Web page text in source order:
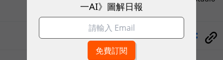
分享
一AI》圖解日報